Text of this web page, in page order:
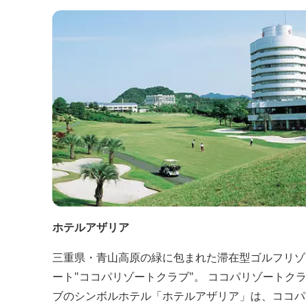
ホテルアザリア
三重県・青山高原の緑に包まれた滞在型ゴルフリゾ
ート"ココパリゾートクラブ"。 ココパリゾートクラ
ブのシンボルホテル「ホテルアザリア」は、ココパ